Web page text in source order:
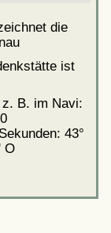
die
ist
z. B. im Navi:
43°
O